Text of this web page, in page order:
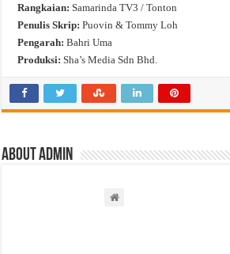
Rangkaian: Samarinda TV3 / Tonton
Penulis Skrip: Puovin & Tommy Loh
Pengarah: Bahri Uma
Produksi: Sha’s Media Sdn Bhd.
About admin